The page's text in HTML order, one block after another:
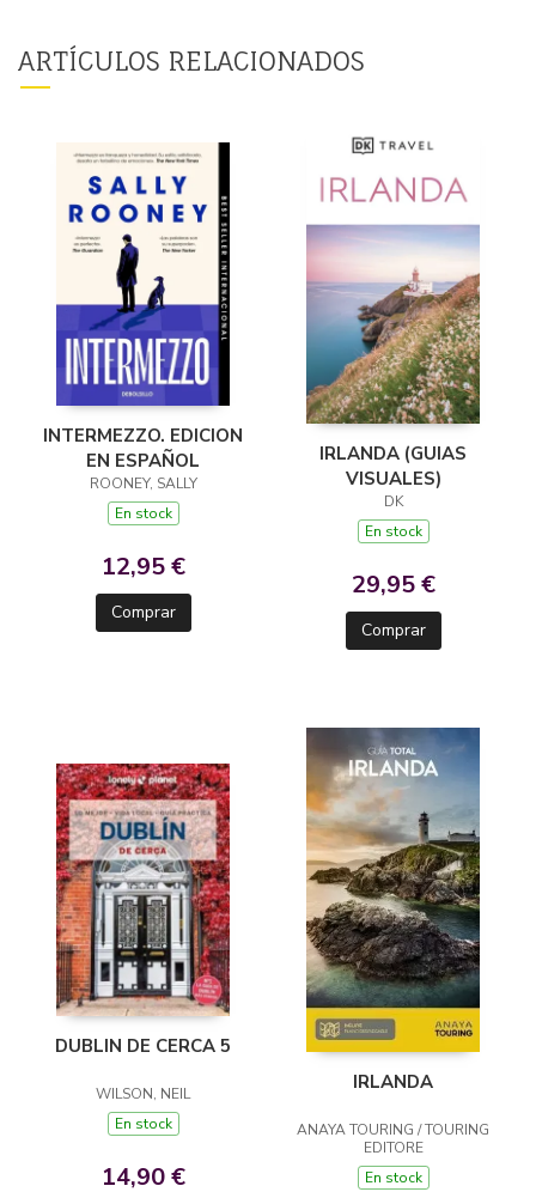
ARTÍCULOS RELACIONADOS
INTERMEZZO. EDICION
EN ESPAÑOL
ROONEY, SALLY
En stock
12,95 €
Comprar
IRLANDA (GUIAS
VISUALES)
DK
En stock
29,95 €
Comprar
DUBLIN DE CERCA 5
WILSON, NEIL
En stock
14,90 €
IRLANDA
ANAYA TOURING / TOURING
EDITORE
En stock